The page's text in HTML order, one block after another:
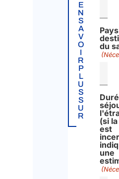
E
N
S
A
V
O
I
R
P
L
U
S
S
U
R
du
(si
est
une